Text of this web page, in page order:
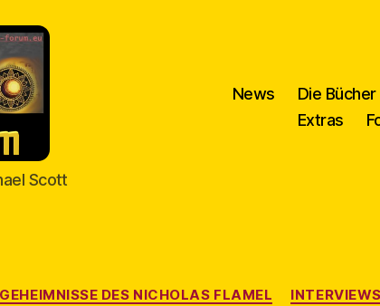
Scott
News Die Bücher
Extras
Kategorien
DES NICHOLAS FLAMEL INTERVIEWS